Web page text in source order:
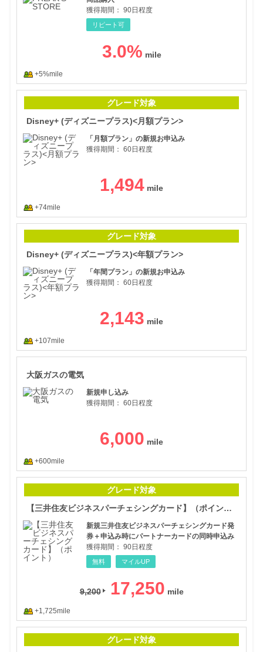
獲得期間： 90日程度
リピート可
3.0%
+5%mile
グレード対象
Disney+ (ディズニープラス)<月額プラン>
「月額プラン」の新規お申込み
獲得期間： 60日程度
1,494
+74mile
グレード対象
Disney+ (ディズニープラス)<年額プラン>
「年間プラン」の新規お申込み
獲得期間： 60日程度
2,143
+107mile
大阪ガスの電気
新規申し込み
獲得期間： 60日程度
6,000
+600mile
グレード対象
【三井住友ビジネスパーチェシングカード】（ポイント）
新規三井住友ビジネスパーチェシングカード発
券＋申込み時にパートナーカードの同時申込み
獲得期間： 90日程度
無料 マイルUP
9,200 17,250
+1,725mile
グレード対象